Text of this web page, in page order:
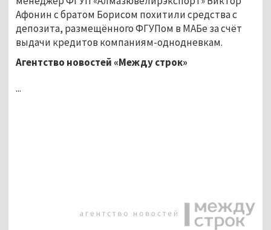
Афонин с братом Борисом похитили средства с
депозита, размещённого ФГУПом в МАБе за счёт
выдачи кредитов компаниям-однодневкам.
Агентство новостей «Между строк»
...